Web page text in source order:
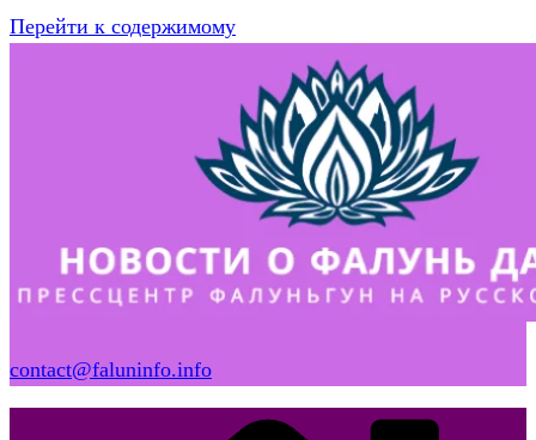
Перейти к содержимому
contact@faluninfo.info